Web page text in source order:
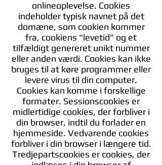
onlineoplevelse. Cookies
indeholder typisk navnet på det
domæne, som cookien kommer
fra, cookiens "levetid" og et
tilfældigt genereret unikt nummer
eller anden værdi. Cookies kan ikke
bruges til at køre programmer eller
levere virus til din computer.
Cookies kan komme i forskellige
formater. Sessionscookies er
midlertidige cookies, der forbliver i
din browser, indtil du forlader en
hjemmeside. Vedvarende cookies
forbliver i din browser i længere tid.
Tredjepartscookies er cookies, der